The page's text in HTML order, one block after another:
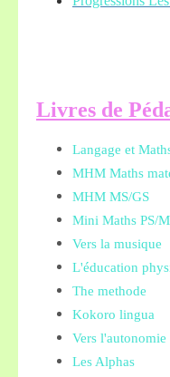
Livres de
Langage et
MHM Maths
MHM MS/GS
Mini Maths PS/
Vers la musique
L'éducation
The methode
Kokoro lingua
Vers l'autonomie
Les Alphas